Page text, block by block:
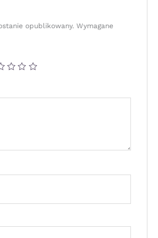
opublikowany. Wymagane